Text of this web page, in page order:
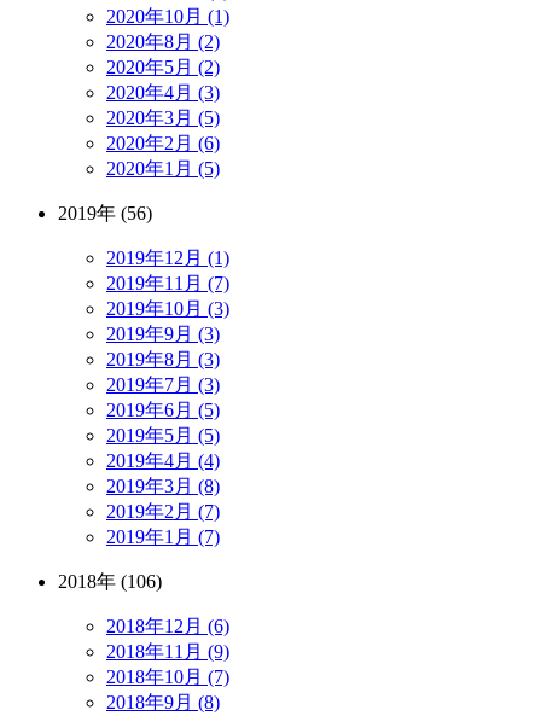
2020年10月 (1)
2020年8月 (2)
2020年5月 (2)
2020年4月 (3)
2020年3月 (5)
2020年2月 (6)
2020年1月 (5)
2019年 (56)
2019年12月 (1)
2019年11月 (7)
2019年10月 (3)
2019年9月 (3)
2019年8月 (3)
2019年7月 (3)
2019年6月 (5)
2019年5月 (5)
2019年4月 (4)
2019年3月 (8)
2019年2月 (7)
2019年1月 (7)
2018年 (106)
2018年12月 (6)
2018年11月 (9)
2018年10月 (7)
2018年9月 (8)